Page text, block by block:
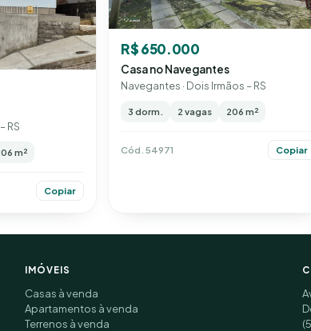
RS
m²
Copiar
R$ 650.000
Casa no Navegantes
Navegantes · Dois Irmãos – RS
3 dorm. 2 vagas 206 m²
Cód. 54971 Copiar
IMÓVEIS
Casas à venda
Apartamentos à venda
Terrenos à venda